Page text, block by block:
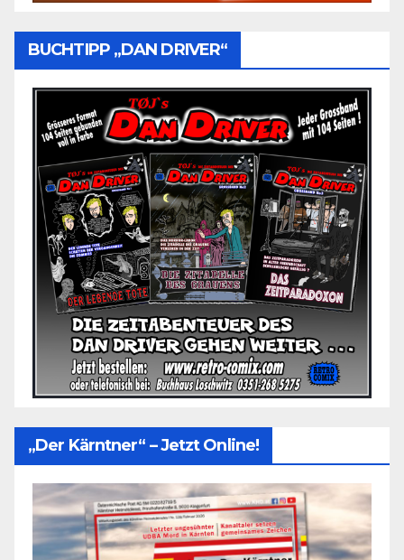
BUCHTIPP „DAN DRIVER“
„Der Kärntner“ – Jetzt Online!